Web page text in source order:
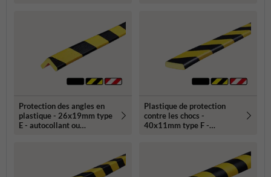
Protection des angles en
plastique - 26x19mm type
E - autocollant ou
Plastique de protection
contre les chocs -
40x11mm type F -